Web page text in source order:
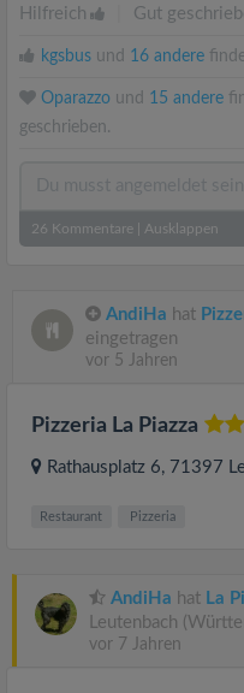
Hilfreich Gut
kgsbus und 16 andere
Oparazzo und 15 andere
geschrieben.
26 Kommentare Ausklappen
AndiHa hat
eingetragen
vor 5 Jahren
Pizzeria La Piazza
Rathausplatz 6, 71397
Restaurant Pizzeria
AndiHa hat La
Leutenbach
vor 7 Jahren